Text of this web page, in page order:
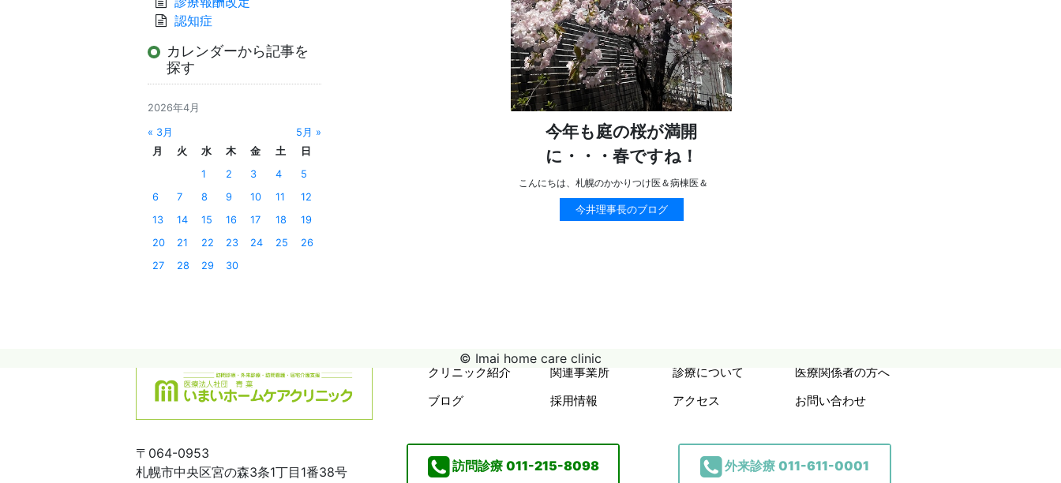
今年も庭の桜が満開
に・・・春ですね！
こんにちは、札幌のかかりつけ医＆病棟医＆
今井理事長のブログ
認知症
カレンダーから記事を
探す
2026年4月
« 3月
5月 »
月
火 水 木 金 土
日
1
2 3 4
5
6
7 8 9 10 11
12
13
14 15 16 17 18
19
20
21 22 23 24 25
26
27
28 29 30
クリニック紹介 関連事業所 診療について
医療関係者の方へ
ブログ
採用情報 アクセス お問い合わせ
〒064-0953
札幌市中央区宮の森3条1丁目1番38号
訪問診療 011-215-8098 外来診療 011-611-0001
© Imai home care clinic